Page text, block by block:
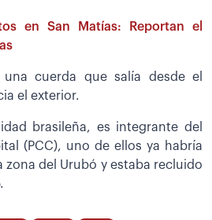
en San Matías: Reportan el
cuerda que salía desde el
el exterior.
brasileña, es integrante del
(PCC), uno de ellos ya habría
zona del Urubó y estaba recluido